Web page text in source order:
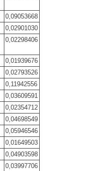
0,09053668
0,02901030
0,02298406
0,01939676
0,02793526
0,11942556
0,03609591
0,02354712
0,04698549
0,05946546
0,01649503
0,04903598
0,03997706